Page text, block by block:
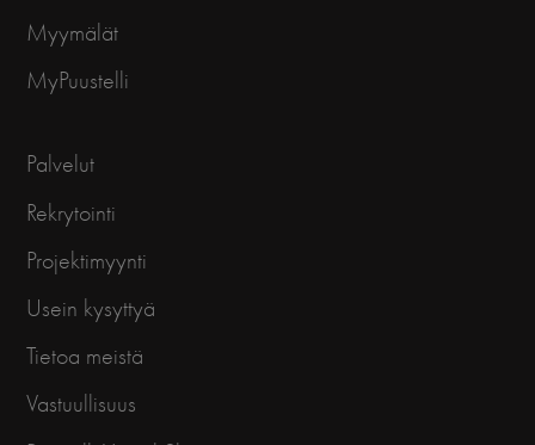
Myymälät
MyPuustelli
Palvelut
Rekrytointi
Projektimyynti
Usein kysyttyä
Tietoa meistä
Vastuullisuus